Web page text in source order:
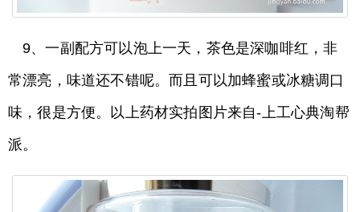
9、一副配方可以泡上一天，茶色是深咖啡红，非
常漂亮，味道还不错呢。而且可以加蜂蜜或冰糖调口
味，很是方便。以上药材实拍图片来自-上工心典淘帮
派。